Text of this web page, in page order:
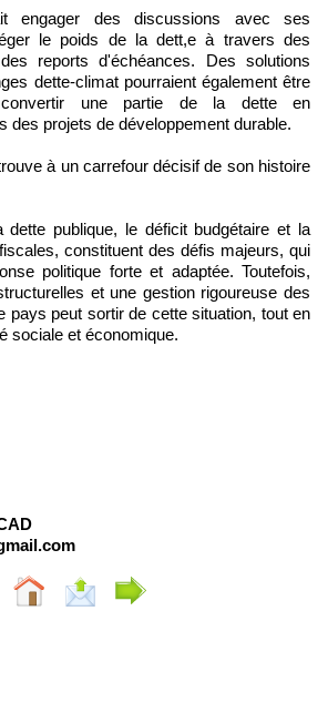
engager des discussions avec ses
le poids de la dett,e à travers des
reports d'échéances. Des solutions
dette-climat pourraient également être
convertir une partie de la dette en
des projets de développement durable.
à un carrefour décisif de son histoire
dette publique, le déficit budgétaire et la
constituent des défis majeurs, qui
politique forte et adaptée. Toutefois,
et une gestion rigoureuse des
pays peut sortir de cette situation, tout en
sociale et économique.